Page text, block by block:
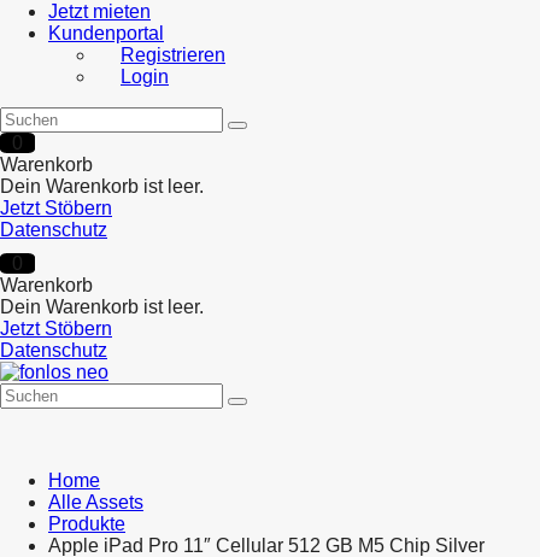
Jetzt mieten
Kundenportal
Registrieren
Login
0
Warenkorb
Dein Warenkorb ist leer.
Jetzt Stöbern
Datenschutz
0
Warenkorb
Dein Warenkorb ist leer.
Jetzt Stöbern
Datenschutz
Home
Alle Assets
Produkte
Apple iPad Pro 11″ Cellular 512 GB M5 Chip Silver